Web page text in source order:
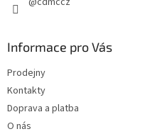
Informace pro Vás
Prodejny
Kontakty
Doprava a platba
O nás